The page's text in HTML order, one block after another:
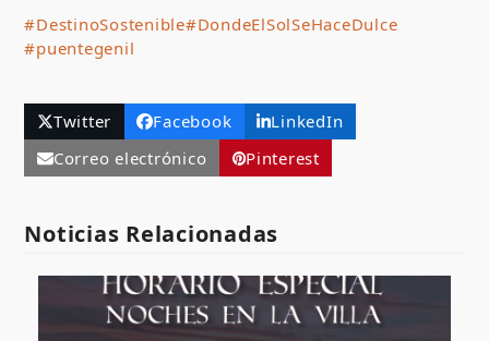
#DestinoSostenible#DondeElSolSeHaceDulce
#puentegenil
Twitter Facebook
LinkedIn
Correo electrónico
Pinterest
Noticias Relacionadas